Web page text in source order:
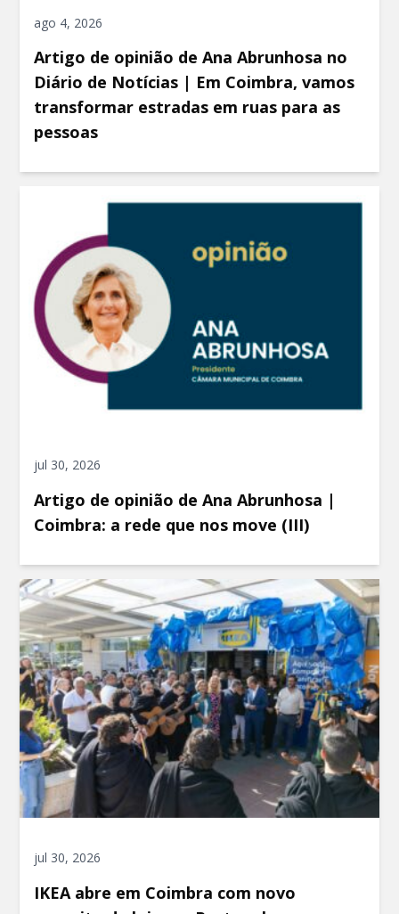
ago 4, 2026
Artigo de opinião de Ana Abrunhosa no
Diário de Notícias | Em Coimbra, vamos
transformar estradas em ruas para as
pessoas
jul 30, 2026
Artigo de opinião de Ana Abrunhosa |
Coimbra: a rede que nos move (III)
jul 30, 2026
IKEA abre em Coimbra com novo